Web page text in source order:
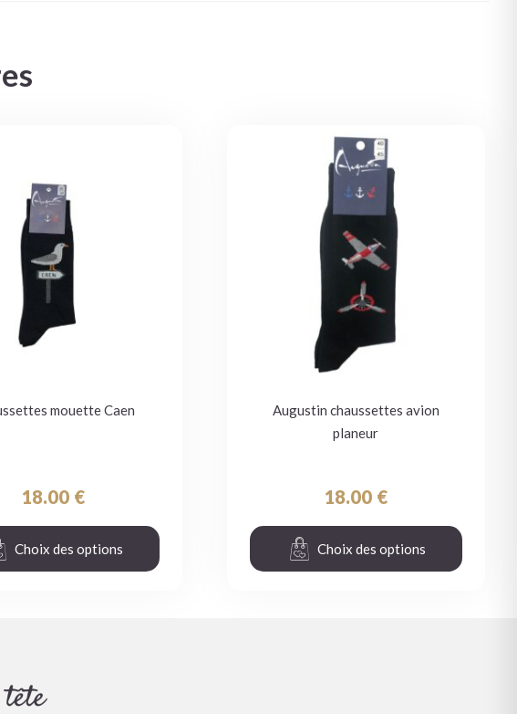
mouette Caen
18.00 €
Choix des options
Augustin chaussettes avion
planeur
18.00 €
Choix des options